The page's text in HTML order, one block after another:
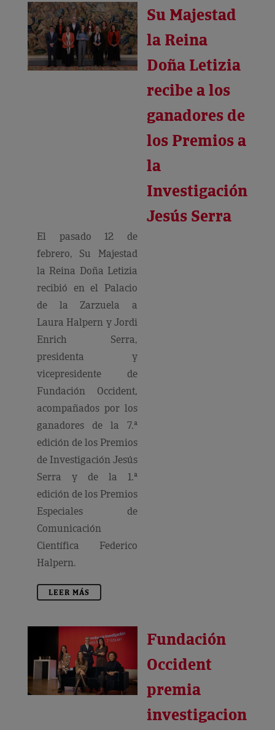
Su Majestad
la Reina
Doña Letizia
recibe a los
ganadores de
los Premios a
la
Investigación
Jesús Serra
El pasado 12 de
febrero, Su Majestad
la Reina Doña Letizia
recibió en el Palacio
de la Zarzuela a
Laura Halpern y Jordi
Enrich Serra,
presidenta y
vicepresidente de
Fundación Occident,
acompañados por los
ganadores de la 7.ª
edición de los Premios
de Investigación Jesús
Serra y de la 1.ª
edición de los Premios
Especiales de
Comunicación
Científica Federico
Halpern.
LEER MÁS
Fundación
Occident
premia
investigacion